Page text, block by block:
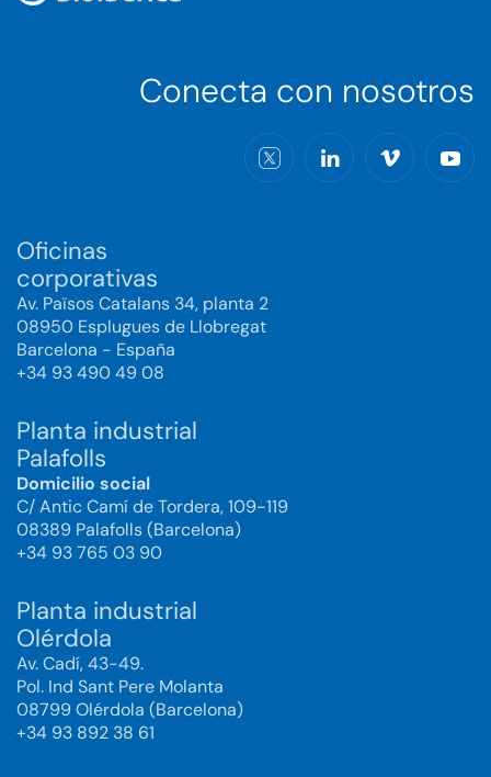
Conecta con nosotros
Oficinas
corporativas
Av. Països Catalans 34, planta 2
08950 Esplugues de Llobregat
Barcelona - España
+34 93 490 49 08
Planta industrial
Palafolls
Domicilio social
C/ Antic Camí de Tordera, 109-119
08389 Palafolls (Barcelona)
+34 93 765 03 90
Planta industrial
Olérdola
Av. Cadí, 43-49.
Pol. Ind Sant Pere Molanta
08799 Olérdola (Barcelona)
+34 93 892 38 61